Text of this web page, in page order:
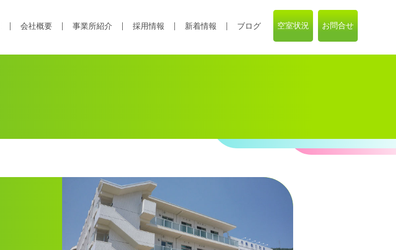
会社概要 事業所紹介 採用情報 新着情報 ブログ 空室状況 お問合せ